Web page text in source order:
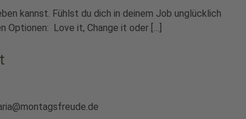
kannst. Fühlst du dich in deinem Job unglücklich
Optionen: Love it, Change it oder […]